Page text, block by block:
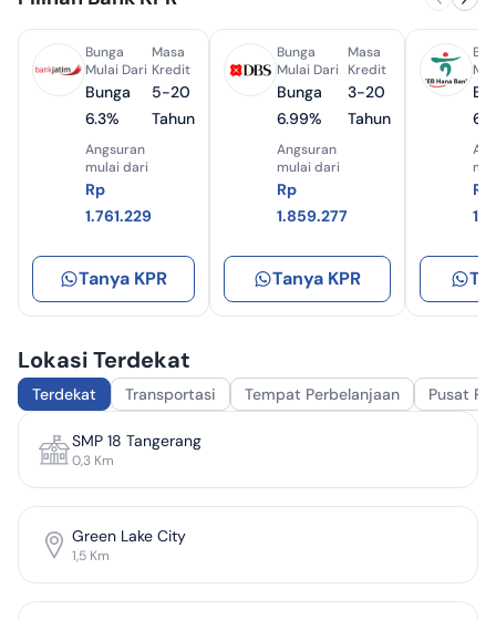
Bunga
Mulai Dari
Bunga
6.3%
Angsuran
mulai dari
Rp
1.761.229
Masa
Kredit
5-20
Tahun
Tanya KPR
Bunga
Mulai Dari
Bunga
6.99%
Angsuran
mulai dari
Rp
1.859.277
Masa
Kredit
3-20
Tahun
Tanya KPR
Rp
Lokasi Terdekat
Terdekat Transportasi Tempat Perbelanjaan Pusat
SMP 18 Tangerang
0,3 Km
Green Lake City
1,5 Km